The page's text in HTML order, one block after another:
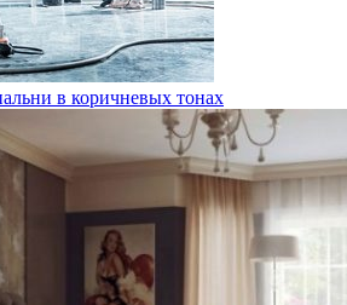
в коричневых тонах